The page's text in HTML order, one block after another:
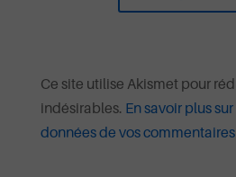
Ce site utilise Akismet pour
indésirables. En savoir plus
données de vos